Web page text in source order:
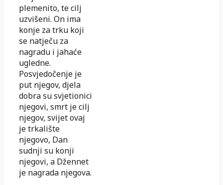
plemenito, te cilj
uzvišeni. On ima
konje za trku koji
se natječu za
nagradu i jahaće
ugledne.
Posvjedočenje je
put njegov, djela
dobra su svjetionici
njegovi, smrt je cilj
njegov, svijet ovaj
je trkalište
njegovo, Dan
sudnji su konji
njegovi, a Džennet
je nagrada njegova.